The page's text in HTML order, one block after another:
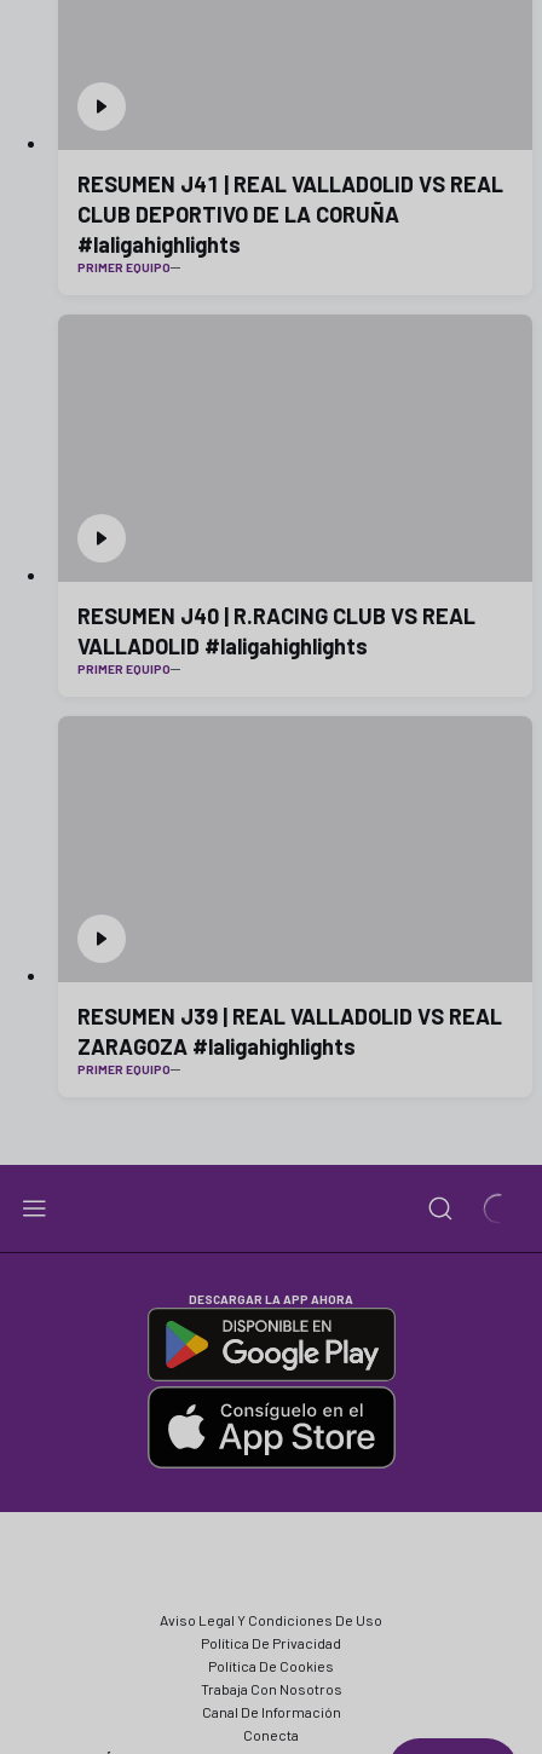
RESUMEN J41 | REAL VALLADOLID VS REAL
CLUB DEPORTIVO DE LA CORUÑA
#laligahighlights
PRIMER EQUIPO
RESUMEN J40 | R.RACING CLUB VS REAL
VALLADOLID #laligahighlights
PRIMER EQUIPO
RESUMEN J39 | REAL VALLADOLID VS REAL
ZARAGOZA #laligahighlights
PRIMER EQUIPO
DESCARGAR LA APP AHORA
Aviso Legal Y Condiciones De Uso
Política De Privacidad
Política De Cookies
Trabaja Con Nosotros
Canal De Información
Conecta